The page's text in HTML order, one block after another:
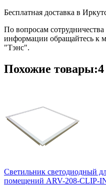
Бесплатная доставка в
По вопросам
информации обращайтесь
"Тэнс".
Похожие товары:4
Светильник светодиодный
помещений ARV-208-CLIP-